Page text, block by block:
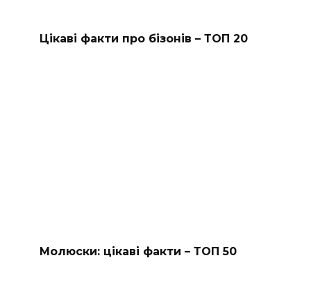
Цікаві факти про бізонів – ТОП 20
Молюски: цікаві факти – ТОП 50